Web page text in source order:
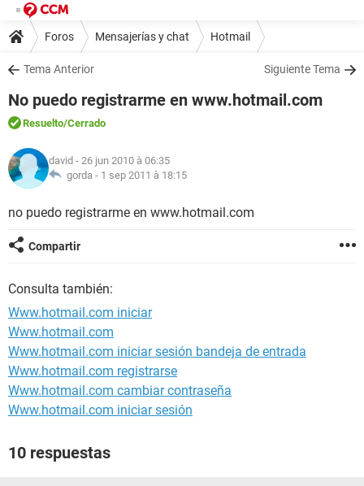
Foros Mensajerías y chat Hotmail
Tema Anterior Siguiente Tema
No puedo registrarme en www.hotmail.com
Resuelto/Cerrado
david - 26 jun 2010 à 06:35
gorda - 1 sep 2011 à 18:15
no puedo registrarme en www.hotmail.com
Compartir
Consulta también:
Www.hotmail.com iniciar
Www.hotmail.com
Www.hotmail.com iniciar sesión bandeja de entrada
Www.hotmail.com registrarse
Www.hotmail.com cambiar contraseña
Www.hotmail.com iniciar sesión
10 respuestas